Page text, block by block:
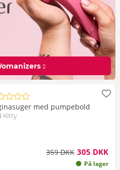
med pumpebold
Kitty
359 DKK 305 DKK
På lager